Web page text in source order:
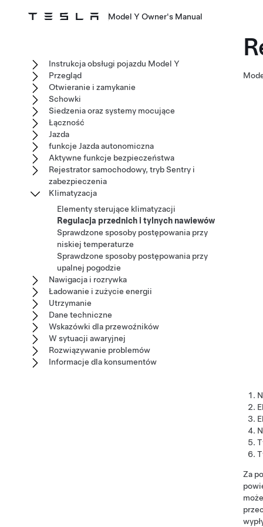
Model Y Owner's Manual
Za
Instrukcja obsługi pojazdu Model Y
Przegląd
Otwieranie i zamykanie
Schowki
Siedzenia oraz systemy mocujące
Łączność
Jazda
funkcje Jazda autonomiczna
Aktywne funkcje bezpieczeństwa
Rejestrator samochodowy, tryb Sentry i
zabezpieczenia
Klimatyzacja
Elementy sterujące klimatyzacji
Regulacja przednich i tylnych nawiewów
Sprawdzone sposoby postępowania przy
niskiej temperaturze
Sprawdzone sposoby postępowania przy
upalnej pogodzie
Nawigacja i rozrywka
Ładowanie i zużycie energii
Utrzymanie
Dane techniczne
Wskazówki dla przewoźników
W sytuacji awaryjnej
Rozwiązywanie problemów
Informacje dla konsumentów